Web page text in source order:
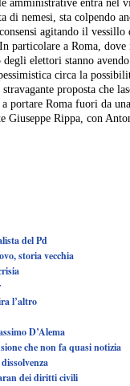
amministrative entra nel
di nemesi, sta colpendo
agitando il
particolare a Roma,
elettori stanno
circa la
proposta che
portare Roma fuori da
Rippa, con
del Pd
storia vecchia
l’altro
D’Alema
che non fa quasi notizia
dei diritti civili